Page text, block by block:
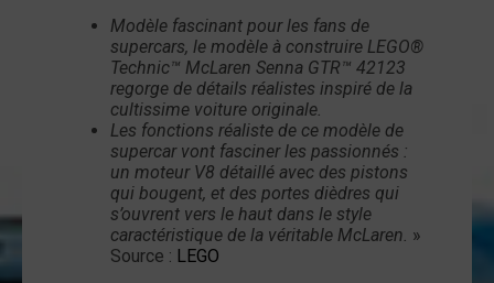
Modèle fascinant pour les fans de
supercars, le modèle à construire LEGO®
Technic™ McLaren Senna GTR™ 42123
regorge de détails réalistes inspiré de la
cultissime voiture originale.
Les fonctions réaliste de ce modèle de
supercar vont fasciner les passionnés :
un moteur V8 détaillé avec des pistons
qui bougent, et des portes dièdres qui
s’ouvrent vers le haut dans le style
caractéristique de la véritable McLaren. »
Source : LEGO